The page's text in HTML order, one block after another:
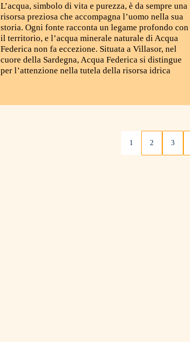
L’acqua, simbolo di vita e purezza, è da sempre una
risorsa preziosa che accompagna l’uomo nella sua
storia. Ogni fonte racconta un legame profondo con
il territorio, e l’acqua minerale naturale di Acqua
Federica non fa eccezione. Situata a Villasor, nel
cuore della Sardegna, Acqua Federica si distingue
per l’attenzione nella tutela della risorsa idrica
1 2 3